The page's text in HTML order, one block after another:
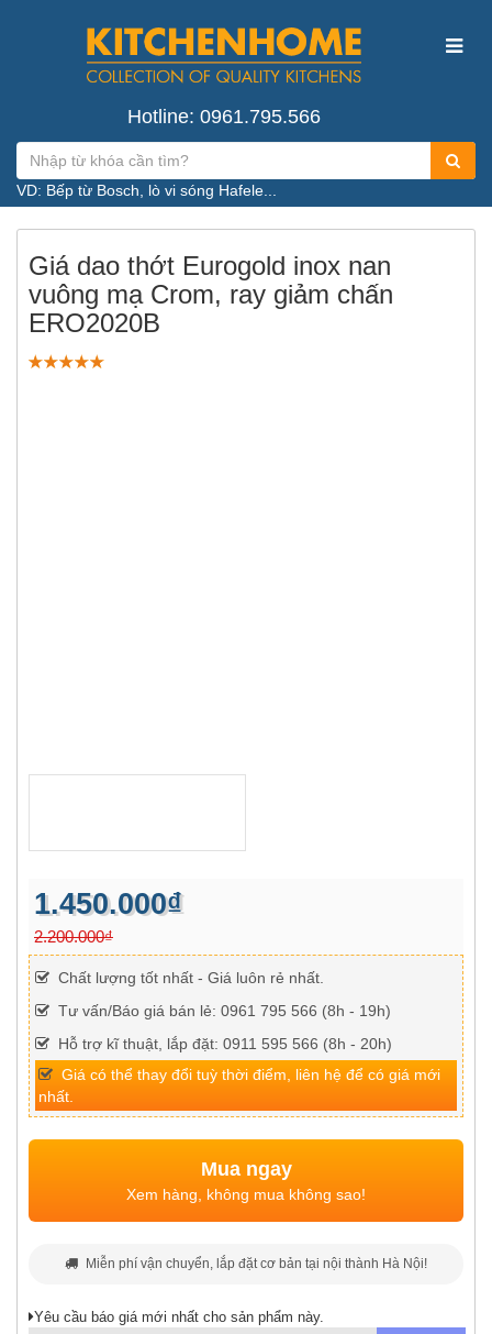
Hotline: 0961.795.566
VD: Bếp từ Bosch, lò vi sóng Hafele...
Giá dao thớt Eurogold inox nan
vuông mạ Crom, ray giảm chấn
ERO2020B
1.450.000₫
2.200.000₫
Chất lượng tốt nhất - Giá luôn rẻ nhất.
Tư vấn/Báo giá bán lẻ: 0961 795 566 (8h - 19h)
Hỗ trợ kĩ thuật, lắp đặt: 0911 595 566 (8h - 20h)
Giá có thể thay đổi tuỳ thời điểm, liên hệ để có giá mới
nhất.
Mua ngay
Xem hàng, không mua không sao!
Miễn phí vận chuyển, lắp đặt cơ bản tại nội thành Hà Nội!
Yêu cầu báo giá mới nhất cho sản phẩm này.